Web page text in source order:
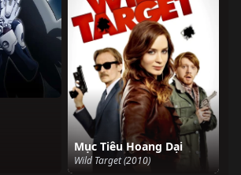
Mục Tiêu Hoang Dại
Wild Target (2010)